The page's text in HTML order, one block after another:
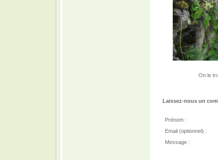
On le
Laissez-nous un
Prénom :
Email (optionnel) :
Message :